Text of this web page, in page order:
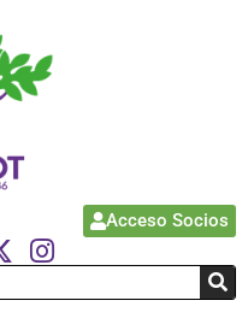
Acceso Socios